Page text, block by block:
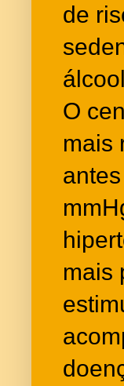
de
O
mais
mais